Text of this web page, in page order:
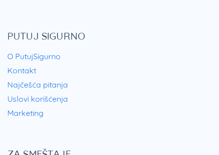
PUTUJ SIGURNO
O PutujSigurno
Kontakt
Najčešća pitanja
Uslovi korišćenja
Marketing